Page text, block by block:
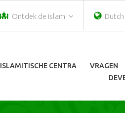
Ontdek de islam
ISLAMITISCHE CENTRA VRAGEN